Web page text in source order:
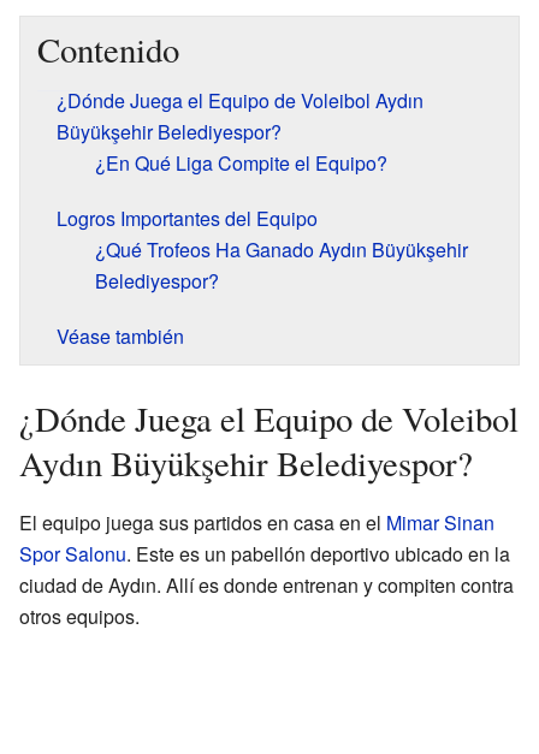
Contenido
¿Dónde Juega el Equipo de Voleibol Aydın
Büyükşehir Belediyespor?
¿En Qué Liga Compite el Equipo?
Logros Importantes del Equipo
¿Qué Trofeos Ha Ganado Aydın Büyükşehir
Belediyespor?
Véase también
¿Dónde Juega el Equipo de Voleibol
Aydın Büyükşehir Belediyespor?
El equipo juega sus partidos en casa en el Mimar Sinan
Spor Salonu. Este es un pabellón deportivo ubicado en la
ciudad de Aydın. Allí es donde entrenan y compiten contra
otros equipos.